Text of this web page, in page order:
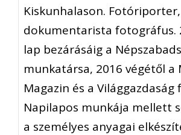
Kiskunhalason. Fotóriporter,
dokumentarista fotográfus.
lap bezárásáig a
munkatársa, 2016 végétől a
Magazin és a
Napilapos munkája mellett
a személyes anyagai